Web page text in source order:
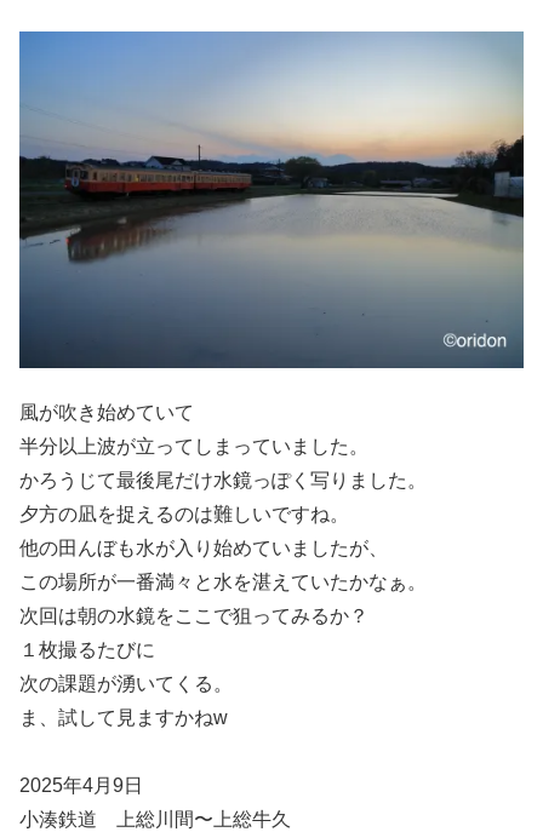
風が吹き始めていて
半分以上波が立ってしまっていました。
かろうじて最後尾だけ水鏡っぽく写りました。
夕方の凪を捉えるのは難しいですね。
他の田んぼも水が入り始めていましたが、
この場所が一番満々と水を湛えていたかなぁ。
次回は朝の水鏡をここで狙ってみるか？
１枚撮るたびに
次の課題が湧いてくる。
ま、試して見ますかねw
2025年4月9日
小湊鉄道 上総川間〜上総牛久